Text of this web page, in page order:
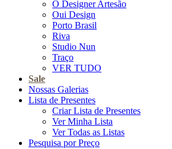
O Designer Artesão
Oui Design
Porto Brasil
Riva
Studio Nun
Traço
VER TUDO
Sale
Nossas Galerias
Lista de Presentes
Criar Lista de Presentes
Ver Minha Lista
Ver Todas as Listas
Pesquisa por Preço